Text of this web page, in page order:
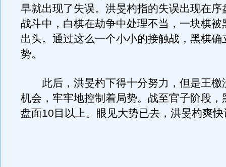
早就出现了失误。洪旻杓指的失误出现在序
战斗中，白棋在劫争中处理不当，一块棋被
出头。通过这么一个小小的接触战，黑棋确
势。
此后，洪旻杓下得十分努力，但是王檄
机会，牢牢地控制着局势。战至官子阶段，
盘面10目以上。眼见大势已去，洪旻杓爽